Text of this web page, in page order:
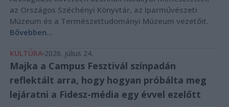
az Országos Széchényi Könyvtár, az Iparművészeti
Múzeum és a Természettudományi Múzeum vezetőit.
Bővebben...
KULTÚRA 2026. július 24.
Majka a Campus Fesztivál színpadán
reflektált arra, hogy hogyan próbálta meg
lejáratni a Fidesz-média egy évvel ezelőtt